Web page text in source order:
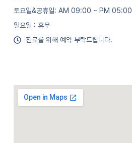
토요일&공휴일: AM 09:00 ~ PM 05:00
일요일 : 휴무
진료를 위해 예약 부탁드립니다.